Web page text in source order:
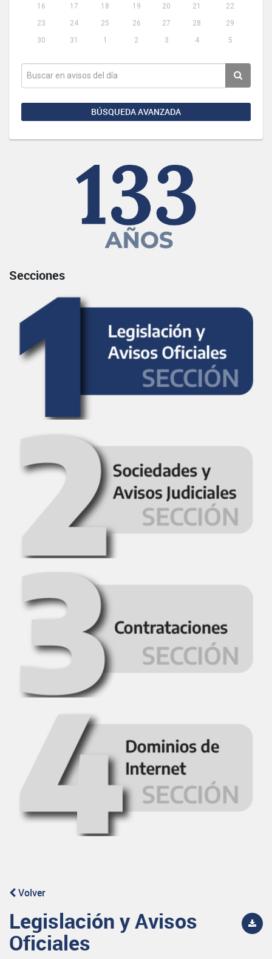
16
17 18 19 20 21
22
23
24 25 26 27 28
29
30
31 1 2 3 4 5
BÚSQUEDA AVANZADA
Secciones
Volver
Legislación y Avisos
Oficiales